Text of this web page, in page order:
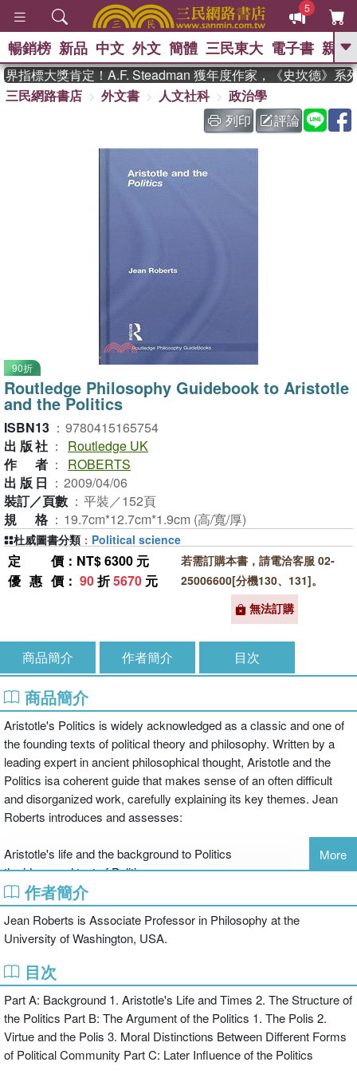
5
GO
熱搜： 東野圭吾 、 The Odyssey
、 如果歷史是一群喵 、 暑期
國際布克獎 臺灣漫遊錄 、 方
念華 、 台灣的李登輝時代
孩：黎曼猜想
暢銷榜 新品 中文 外文 簡體 三民東大 電子書 親子
指標大獎肯定！A.F. Steadman 獲年度作家，《史坎德》系列
三民網路書店
外文書 人文社科
政治學
列印
評論
90折
Routledge Philosophy Guidebook to Aristotle
and the Politics
ISBN13 ： 9780415165754
出版社 ：
Routledge UK
作者 ：
ROBERTS
出版日 ： 2009/04/06
裝訂／頁數 ： 平裝／152頁
規格 ： 19.7cm*12.7cm*1.9cm (高/寬/厚)
定價 ：NT$ 6300 元
優惠價 ： 90折5670 元
若需訂購本書，請電洽客服 02-
25006600[分機130、131]。
無法訂購
杜威圖書分類 ： Political science
商品簡介 作者簡介 目次
商品簡介
Aristotle's Politics is widely acknowledged as a classic and one of
the founding texts of political theory and philosophy. Written by a
leading expert in ancient philosophical thought, Aristotle and the
Politics isa coherent guide that makes sense of an often difficult
and disorganized work, carefully explaining its key themes. Jean
Roberts introduces and assesses:
Aristotle's life and the background to Politics
the ideas and text of Politics
the continuing importance of Aristotle's work to philosophy today.
Aristotle is one of the most important figures in Western thought
and Politics contains some of our earliest ideas about democracy.
This is essential reading for all students of philosophy and political
thought.
More
作者簡介
Jean Roberts is Associate Professor in Philosophy at the
University of Washington, USA.
目次
Part A: Background 1. Aristotle's Life and Times 2. The Structure of
the Politics Part B: The Argument of the Politics 1. The Polis 2.
Virtue and the Polis 3. Moral Distinctions Between Different Forms
of Political Community Part C: Later Influence of the Politics